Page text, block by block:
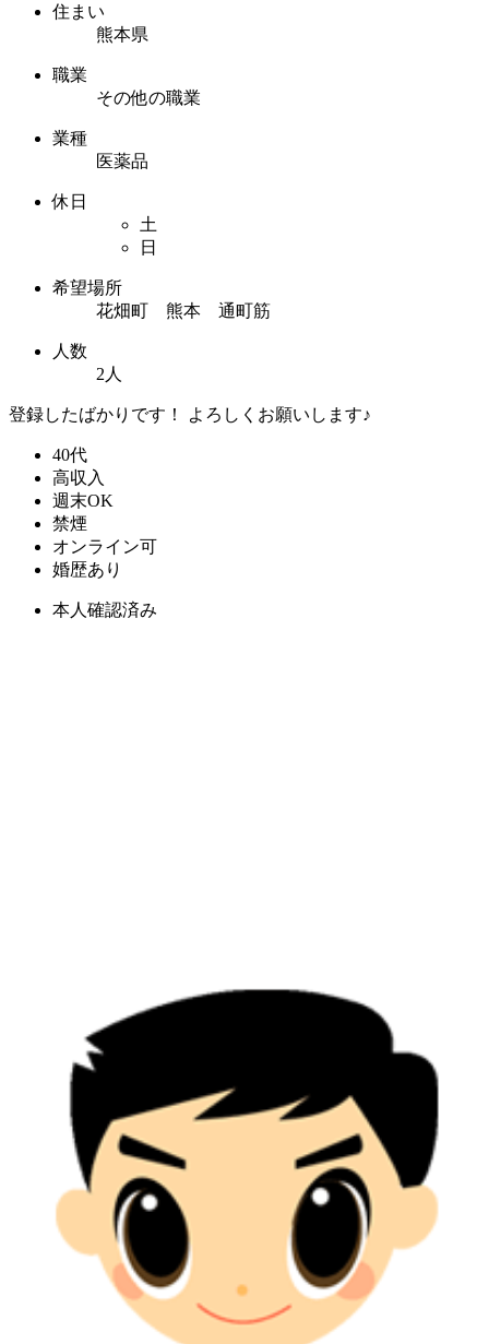
住まい
熊本県
職業
その他の職業
業種
医薬品
休日
土
日
希望場所
花畑町 熊本 通町筋
人数
2人
登録したばかりです！ よろしくお願いします♪
40代
高収入
週末OK
禁煙
オンライン可
婚歴あり
本人確認済み